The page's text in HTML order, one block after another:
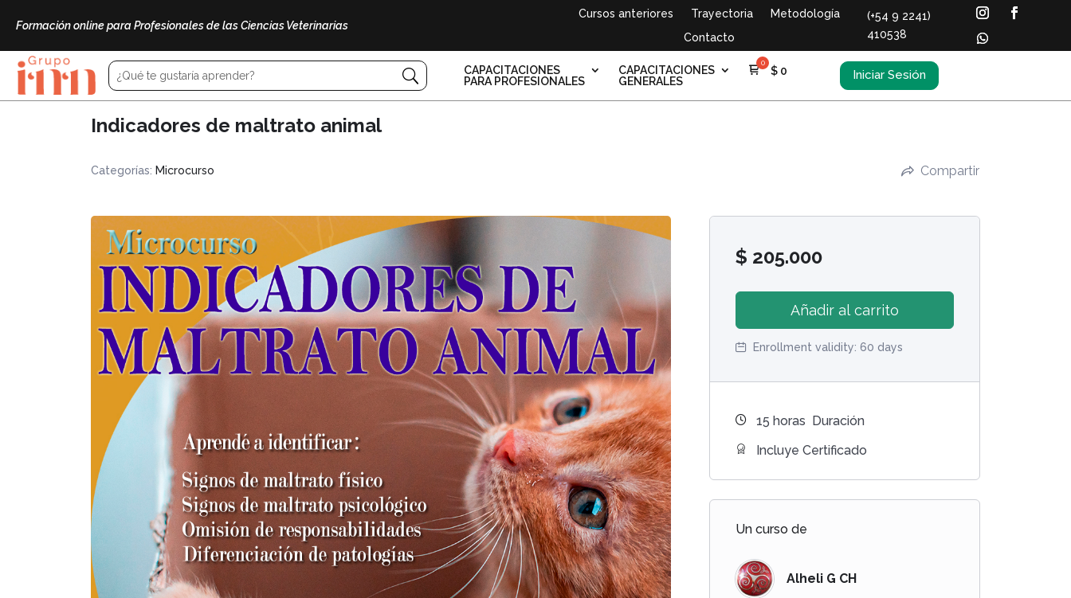
Formación online para Profesionales de las Ciencias Veterinarias
Cursos anteriores Trayectoria
Metodología
Contacto
(+54 9 2241)
410538
CAPACITACIONES
PARA PROFESIONALES
CAPACITACIONES
GENERALES
$ 0 Iniciar Sesión
Indicadores de maltrato animal
Categorías: Microcurso Compartir
$ 205.000
Añadir al carrito
Enrollment validity: 60 days
15 horas Duración
Incluye Certificado
Un curso de
Alheli G CH